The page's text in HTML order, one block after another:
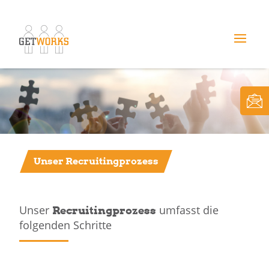
Unser Recruitingprozess
Unser Recruitingprozess umfasst die
folgenden Schritte